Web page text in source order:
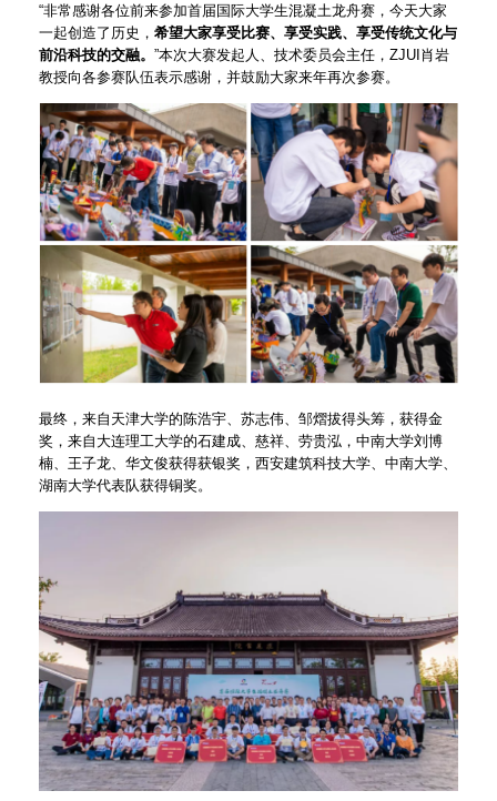
“非常感谢各位前来参加首届国际大学生混凝土龙舟赛，今天大家
一起创造了历史， 希望大家享受比赛、享受实践、享受传统文化与
前沿科技的交融。 ”本次大赛发起人、技术委员会主任，ZJUI肖岩
教授向各参赛队伍表示感谢，并鼓励大家来年再次参赛。
最终，来自天津大学的陈浩宇、苏志伟、邹熠拔得头筹，获得金
奖，来自大连理工大学的石建成、慈祥、劳贵泓，中南大学刘博
楠、王子龙、华文俊获得获银奖，西安建筑科技大学、中南大学、
湖南大学代表队获得铜奖。